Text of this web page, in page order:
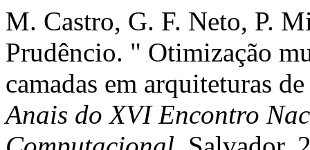
M. Castro, G. F. Neto, P.
Prudêncio. " Otimização
camadas em arquiteturas
Anais do XVI Encontro